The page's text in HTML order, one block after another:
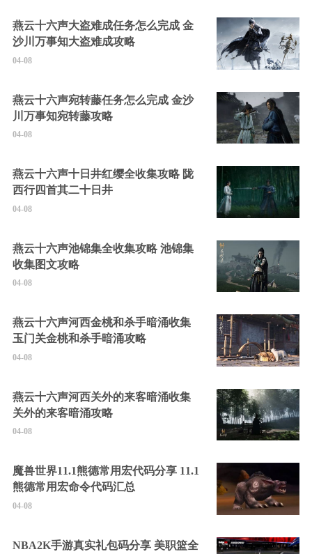
燕云十六声大盗难成任务怎么完成 金
沙川万事知大盗难成攻略
04-08
燕云十六声宛转藤任务怎么完成 金沙
川万事知宛转藤攻略
04-08
燕云十六声十日井红缨全收集攻略 陇
西行四首其二十日井
04-08
燕云十六声池锦集全收集攻略 池锦集
收集图文攻略
04-08
燕云十六声河西金桃和杀手暗涌收集
玉门关金桃和杀手暗涌攻略
04-08
燕云十六声河西关外的来客暗涌收集
关外的来客暗涌攻略
04-08
魔兽世界11.1熊德常用宏代码分享 11.1
熊德常用宏命令代码汇总
04-08
NBA2K手游真实礼包码分享 美职篮全